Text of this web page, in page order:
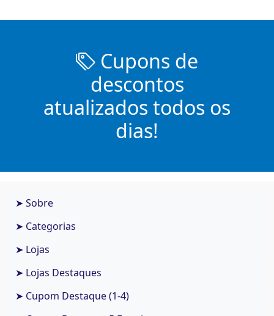
Cupons de
descontos
atualizados todos os
dias!
➤ Sobre
➤ Categorias
➤ Lojas
➤ Lojas Destaques
➤ Cupom Destaque (1-4)